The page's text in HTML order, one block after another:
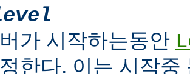
가 시작하는동안
한다. 이는 시작중